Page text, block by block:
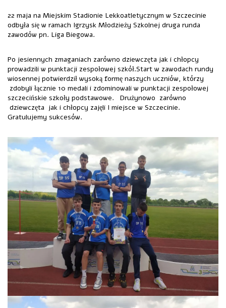
22 maja na Miejskim Stadionie Lekkoatletycznym w Szczecinie
odbyła się w ramach Igrzysk Młodzieży Szkolnej druga runda
zawodów pn. Liga Biegowa.
Po jesiennych zmaganiach zarówno dziewczęta jak i chłopcy
prowadzili w punktacji zespołowej szkół.Start w zawodach rundy
wiosennej potwierdził wysoką formę naszych uczniów, którzy
zdobyli łącznie 10 medali i zdominowali w punktacji zespołowej
szczecińskie szkoły podstawowe. Drużynowo zarówno
dziewczęta jak i chłopcy zajęli I miejsce w Szczecinie.
Gratulujemy sukcesów.